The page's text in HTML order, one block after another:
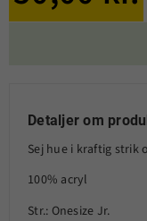
Detaljer om
Sej hue i kraftig strik
100% acryl
Str.: Onesize Jr.